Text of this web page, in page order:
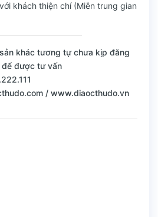
khách thiện chí (Miễn trung gian
khác tương tự chưa kịp đăng
để được tư vấn
/ www.diaocthudo.vn